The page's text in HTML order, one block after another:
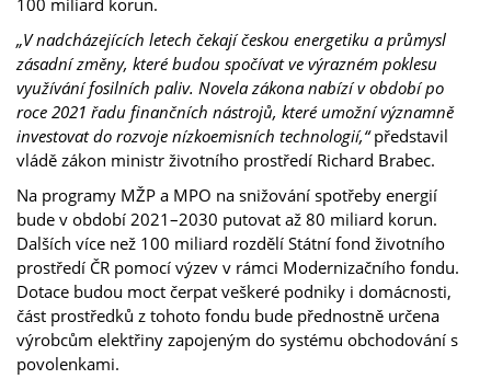
100 miliard korun.
„V nadcházejících letech čekají českou energetiku a průmysl
zásadní změny, které budou spočívat ve výrazném poklesu
využívání fosilních paliv. Novela zákona nabízí v období po
roce 2021 řadu finančních nástrojů, které umožní významně
investovat do rozvoje nízkoemisních technologií,“představil
vládě zákon ministr životního prostředí Richard Brabec.
Na programy MŽP a MPO na snižování spotřeby energií
bude v období 2021–2030 putovat až 80 miliard korun.
Dalších více než 100 miliard rozdělí Státní fond životního
prostředí ČR pomocí výzev v rámci Modernizačního fondu.
Dotace budou moct čerpat veškeré podniky i domácnosti,
část prostředků z tohoto fondu bude přednostně určena
výrobcům elektřiny zapojeným do systému obchodování s
povolenkami.